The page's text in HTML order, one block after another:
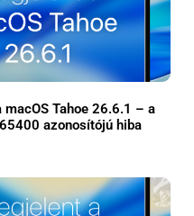
macOS Tahoe 26.6.1 – a
azonosítójú hiba